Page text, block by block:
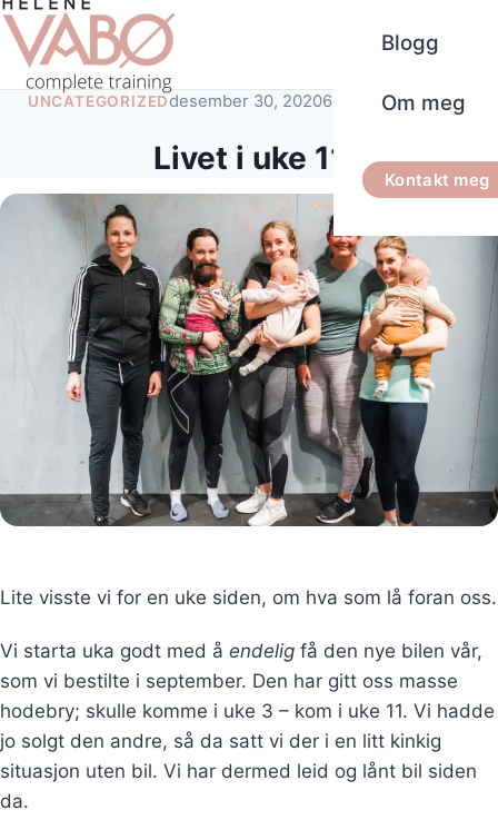
Blogg
Om meg
Kontakt meg
UNCATEGORIZEDdesember 30, 20206 minutters lesetid
Livet i uke 11
Lite visste vi for en uke siden, om hva som lå foran oss.
Vi starta uka godt med å endelig få den nye bilen vår,
som vi bestilte i september. Den har gitt oss masse
hodebry; skulle komme i uke 3 – kom i uke 11. Vi hadde
jo solgt den andre, så da satt vi der i en litt kinkig
situasjon uten bil. Vi har dermed leid og lånt bil siden
da.